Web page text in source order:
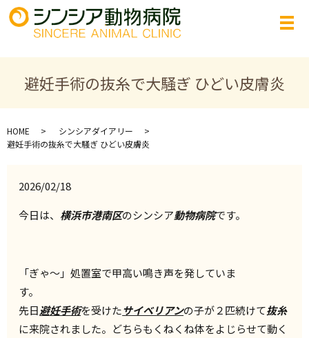
避妊手術の抜糸で大騒ぎ ひどい皮膚炎
HOME
シンシアダイアリー
避妊手術の抜糸で大騒ぎ ひどい皮膚炎
2026/02/18
今日は、 横浜市港南区のシンシア動物病院です。
「ぎゃ～」処置室で甲高い鳴き声を発していま
す
先日避妊手術を受けたサイベリアンの子が２匹続けて抜糸
に来院されました。どちらもくねくね体をよじらせて動く